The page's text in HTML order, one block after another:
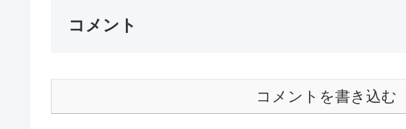
コメント
コメントを書き込む